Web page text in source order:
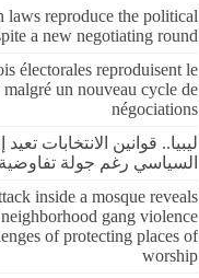
laws reproduce the political
a new negotiating round
électorales reproduisent le
un nouveau cycle de
négociations
ليبيا.. قوانين الانتخابات تعيد
السياسي رغم جولة
inside a mosque reveals
gang violence
of protecting places of
worship